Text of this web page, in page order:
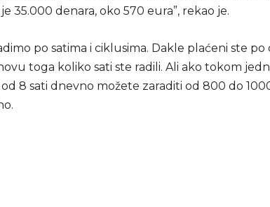
35.000 denara, oko 570 eura”, rekao je.
po satima i ciklusima. Dakle plaćeni ste po
toga koliko sati ste radili. Ali ako tokom
8 sati dnevno možete zaraditi od 800 do